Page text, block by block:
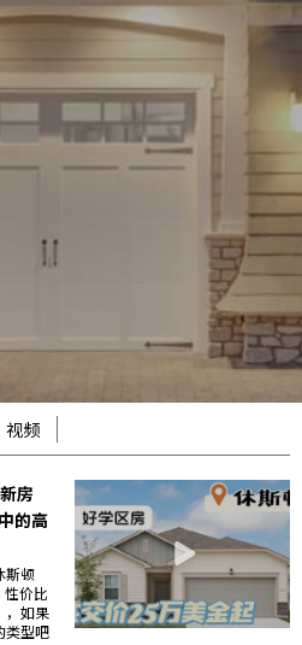
视频
房
的高
斯顿
价比
，如果
类型吧